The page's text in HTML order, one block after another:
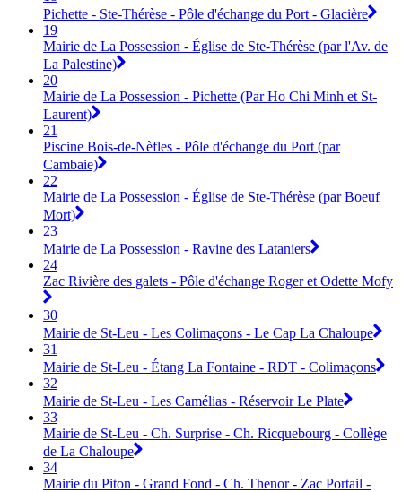
Pichette - Ste-Thérèse - Pôle d'échange du Port - Glacière
19
Mairie de La Possession - Église de Ste-Thérèse (par l'Av. de
La Palestine)
20
Mairie de La Possession - Pichette (Par Ho Chi Minh et St-
Laurent)
21
Piscine Bois-de-Nèfles - Pôle d'échange du Port (par
Cambaie)
22
Mairie de La Possession - Église de Ste-Thérèse (par Boeuf
Mort)
23
Mairie de La Possession - Ravine des Lataniers
24
Zac Rivière des galets - Pôle d'échange Roger et Odette Mofy
30
Mairie de St-Leu - Les Colimaçons - Le Cap La Chaloupe
31
Mairie de St-Leu - Étang La Fontaine - RDT - Colimaçons
32
Mairie de St-Leu - Les Camélias - Réservoir Le Plate
33
Mairie de St-Leu - Ch. Surprise - Ch. Ricquebourg - Collège
de La Chaloupe
34
Mairie du Piton - Grand Fond - Ch. Thenor - Zac Portail -